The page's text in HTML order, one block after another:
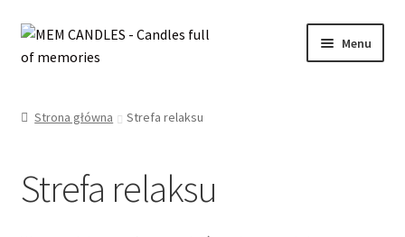
Przejdź
do
Przejdź
do
Menu
WYPRZEDAŻ
Strona główna Strefa relaksu
Strefa relaksu